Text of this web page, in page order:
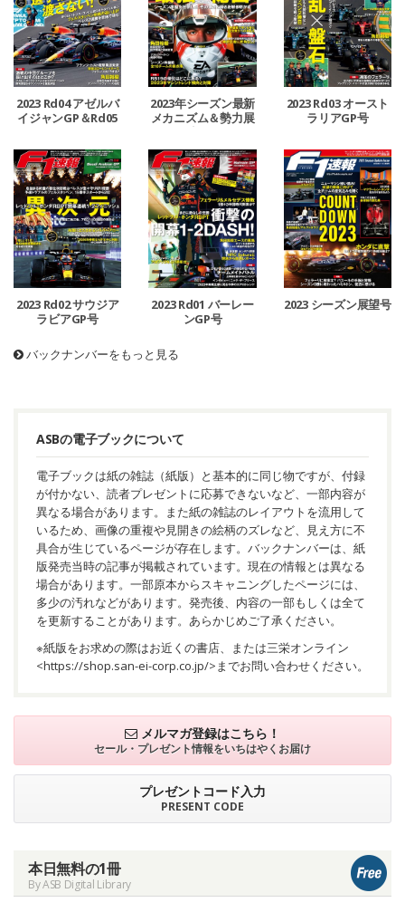
2023 Rd04 アゼルバ
イジャンGP＆Rd05
2023年シーズン最新
メカニズム＆勢力展
望号
2023 Rd03 オースト
ラリアGP号
2023 Rd02 サウジア
ラビアGP号
2023 Rd01 バーレー
ンGP号
2023 シーズン展望号
バックナンバーをもっと見る
ASBの電子ブックについて
電子ブックは紙の雑誌（紙版）と基本的に同じ物ですが、付録
が付かない、読者プレゼントに応募できないなど、一部内容が
異なる場合があります。また紙の雑誌のレイアウトを流用して
いるため、画像の重複や見開きの絵柄のズレなど、見え方に不
具合が生じているページが存在します。バックナンバーは、紙
版発売当時の記事が掲載されています。現在の情報とは異なる
場合があります。一部原本からスキャニングしたページには、
多少の汚れなどがあります。発売後、内容の一部もしくは全て
を更新することがあります。あらかじめご了承ください。
※紙版をお求めの際はお近くの書店、または三栄オンライン
<https://shop.san-ei-corp.co.jp/>までお問い合わせください。
メルマガ登録はこちら！
セール・プレゼント情報をいちはやくお届け
プレゼントコード入力
PRESENT CODE
本日無料の1冊
By ASB Digital Library